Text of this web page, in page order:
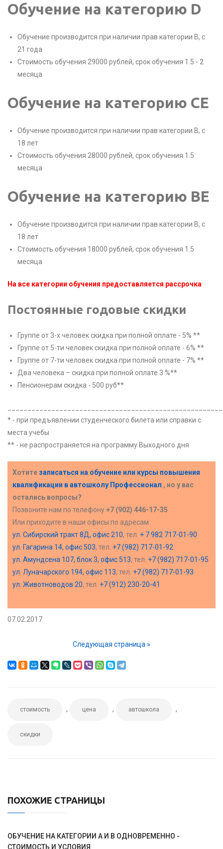
Обучение на категорию D
Обучение производится при наличии прав категории B, с
21 года
Стоимость обучения 29000 рублей, срок обучения 1.5 - 2
месяца
Обучение на категорию CE
Обучение производится при наличии прав категории B, с
18 лет
Стоимость обучения 28000 рублей, срок обучения 1.5
месяца
Обучение на категорию BE
Обучение производится при наличии прав категории B, с
18 лет
Стоимость обучения 18000 рублей, срок обучения 1.5
месяца
На все категории обучения предоставляется рассрочка
Постоянные годовые скидки
Группе от 3-х человек скидка при полной оплате - 5% **
Группе от 5-ти человек скидка при полной оплате - 6% **
Группе от 7-ти человек скидка при полной оплате - 7% **
Два человека – скидка при полной оплате 3 %**
Пенсионерам скидка - 500 руб**
* - при предъявлении студенческого билета или справки с
места учебы
** - не распространяется на программу Выходного дня
Хотите записаться на обучение или курсы повышения
квалификации вавтошколу Профессионал , но у вас
остались вопросы?
Позвоните нам по телефону+7 (902) 446-17-35
Или приходите в наши офисы по адресам
ул. Сибирский тракт 8Д, офис 210, тел. + 7 982 717-01-90
ул. Гагарина 14, офис 503, тел. +7 (982) 717-01-92
ул. Амундсена 107, блок 3, офис 513, тел. +7 (982) 717-01-95
ул. Луначарского 194, офис 113, тел. +7 (982) 717-01-93
ул. Животноводов 20, тел. +7 (912) 230-20-41
07.02.2017
Следующая страница »
стоимость , цена , автошкола ,
скидки
ПОХОЖИЕ СТРАНИЦЫ
ОБУЧЕНИЕ НА КАТЕГОРИИ А И B ОДНОВРЕМЕННО -
СТОИМОСТЬ И УСЛОВИЯ